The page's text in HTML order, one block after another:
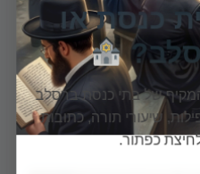
כנסת או
של בתי כנסת ברסלב
שיעורי תורה, כתובות
כפתור.